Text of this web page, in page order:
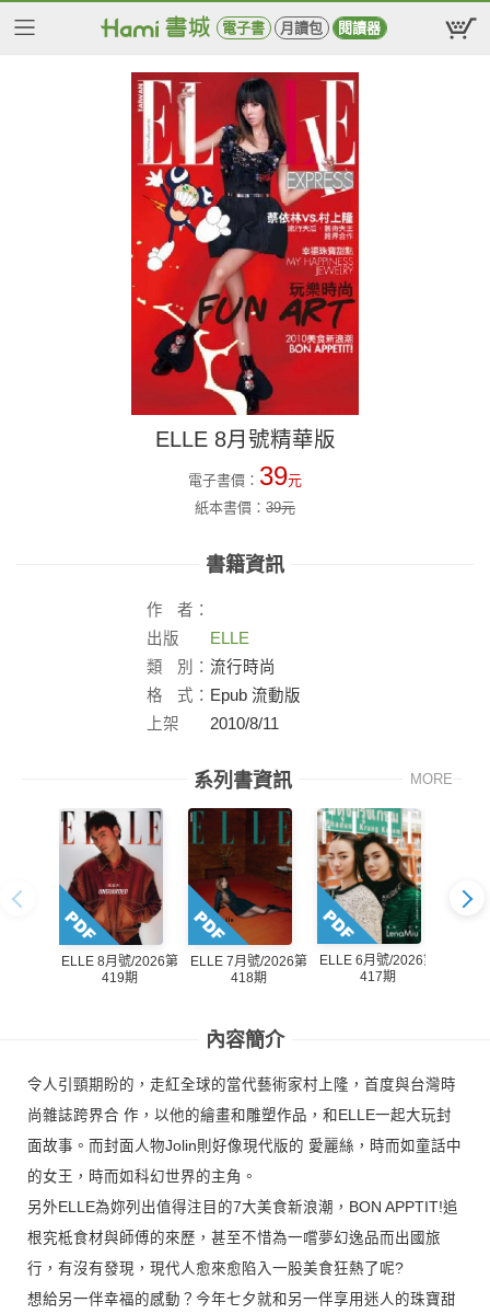
電子書 月讀包 閱讀器
ELLE 8月號精華版
電子書價： 39元
紙本書價： 39元
書籍資訊
作
者：
出版
社：
ELLE
類
別： 流行時尚
格
式： Epub 流動版
上架
2010/8/11
系列書資訊 MORE
ELLE 8月號/2026第
419期
ELLE 7月號/2026第
418期
ELLE 6月號/2026第
417期
內容簡介
令人引頸期盼的，走紅全球的當代藝術家村上隆，首度與台灣時
尚雜誌跨界合 作，以他的繪畫和雕塑作品，和ELLE一起大玩封
面故事。而封面人物Jolin則好像現代版的 愛麗絲，時而如童話中
的女王，時而如科幻世界的主角。
另外ELLE為妳列出值得注目的7大美食新浪潮，BON APPTIT!追
根究柢食材與師傅的來歷，甚至不惜為一嚐夢幻逸品而出國旅
行，有沒有發現，現代人愈來愈陷入一股美食狂熱了呢?
想給另一伴幸福的感動？今年七夕就和另一伴享用迷人的珠寶甜